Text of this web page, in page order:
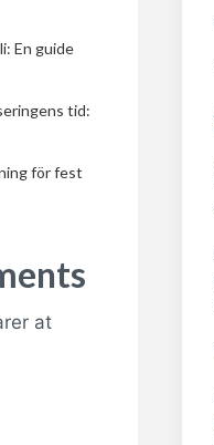
En guide
tid:
för fest
at